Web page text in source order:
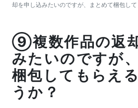
却を申し込みたいのですが、まとめて梱包し
⑨複数作品の返
みたいのですが
梱包してもらえ
うか？